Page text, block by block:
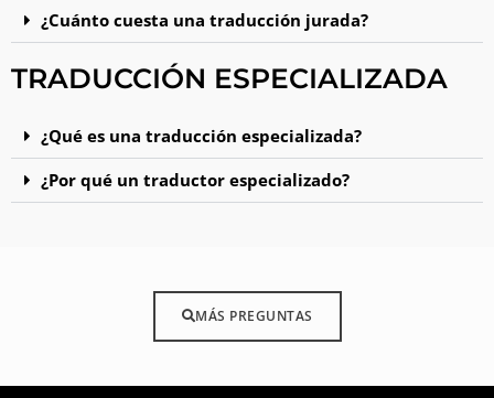
¿Cuánto cuesta una traducción jurada?
TRADUCCIÓN ESPECIALIZADA
¿Qué es una traducción especializada?
¿Por qué un traductor especializado?
MÁS PREGUNTAS